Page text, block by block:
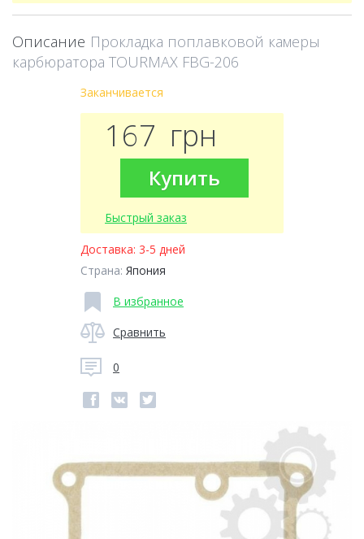
Описание Прокладка поплавковой камеры
карбюратора TOURMAX FBG-206
Заканчивается
167 грн
Купить
Быстрый заказ
Доставка: 3-5 дней
Страна: Япония
В избранное
Сравнить
0